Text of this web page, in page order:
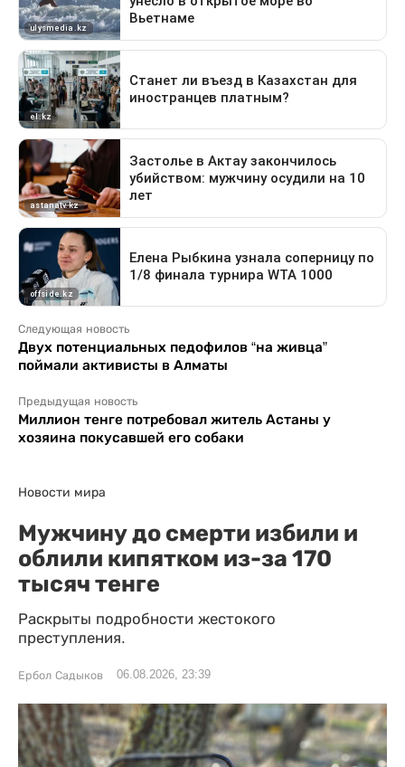
Следующая новость
Двух потенциальных педофилов “на живца”
поймали активисты в Алматы
Предыдущая новость
Миллион тенге потребовал житель Астаны у
хозяина покусавшей его собаки
Новости мира
Мужчину до смерти избили и
облили кипятком из-за 170
тысяч тенге
Раскрыты подробности жестокого
преступления.
Ербол Садыков 06.08.2026, 23:39